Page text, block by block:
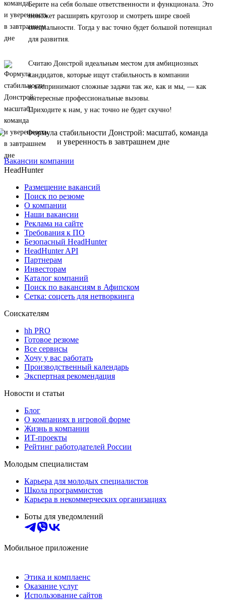
Берите на себя больше ответственности и функционала. Это
поможет расширять кругозор и смотреть шире своей
специальности. Тогда у вас точно будет большой потенциал
для развития.
Считаю Донстрой идеальным местом для амбициозных
кандидатов, которые ищут стабильность в компании
и воспринимают сложные задачи так же, как и мы, — как
интересные профессиональные вызовы.
Приходите к нам, у нас точно не будет скучно!
Вакансии компании
HeadHunter
Размещение вакансий
Поиск по резюме
О компании
Наши вакансии
Реклама на сайте
Требования к ПО
Безопасный HeadHunter
HeadHunter API
Партнерам
Инвесторам
Каталог компаний
Поиск по вакансиям в Афипском
Сетка: соцсеть для нетворкинга
Соискателям
hh PRO
Готовое резюме
Все сервисы
Хочу у вас работать
Производственный календарь
Экспертная рекомендация
Новости и статьи
Блог
О компаниях в игровой форме
Жизнь в компании
ИТ-проекты
Рейтинг работодателей России
Молодым специалистам
Карьера для молодых специалистов
Школа программистов
Карьера в некоммерческих организациях
Боты для уведомлений
Мобильное приложение
Этика и комплаенс
Оказание услуг
Использование сайтов